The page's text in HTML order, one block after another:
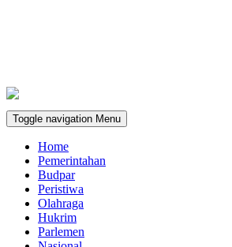
Toggle navigation Menu
Home
Pemerintahan
Budpar
Peristiwa
Olahraga
Hukrim
Parlemen